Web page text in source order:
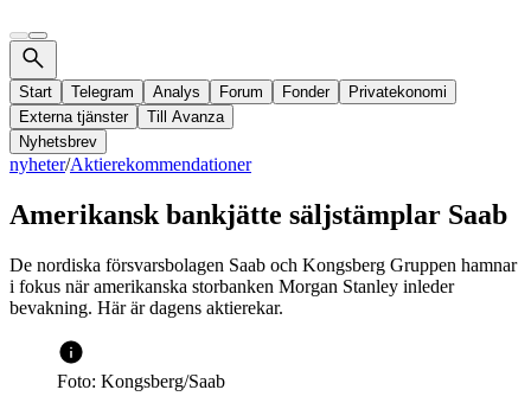
Start Telegram Analys Forum Fonder
Privatekonomi
Externa tjänster
Till Avanza
Nyhetsbrev
nyheter/Aktierekommendationer
Amerikansk bankjätte säljstämplar Saab
De nordiska försvarsbolagen Saab och Kongsberg Gruppen hamnar
i fokus när amerikanska storbanken Morgan Stanley inleder
bevakning. Här är dagens aktierekar.
Foto: Kongsberg/Saab